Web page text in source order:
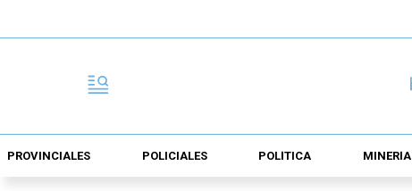
PROVINCIALES POLICIALES POLÍTICA MINERÍA